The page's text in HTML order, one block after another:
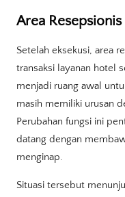
Area
Setelah eksekusi, area
transaksi layanan hotel
menjadi ruang awal
masih memiliki urusan
Perubahan fungsi ini
datang dengan
menginap.
Situasi tersebut